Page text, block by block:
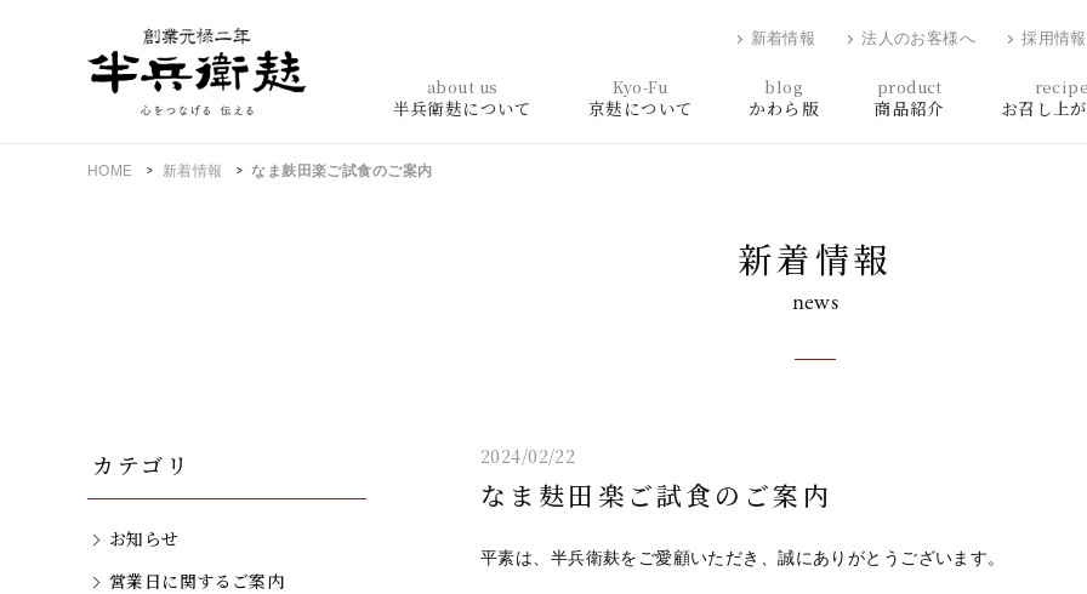
新着情報 法人のお客様へ 採用情報
about us
半兵衛麸について
Kyo-Fu
京麸について
blog
かわら版
product
商品紹介 お召し上
HOME 新着情報 なま麸田楽ご試食のご案内
新着情報
news
なま麸田楽ご試食のご案内
2024/02/22
平素は、半兵衛麸をご愛顧いただき、誠にありがとうございます。
カテゴリ
お知らせ
営業日に関するご案内